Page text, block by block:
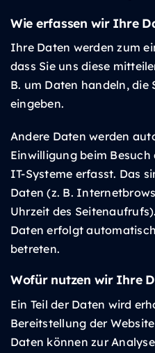
Wie erfassen wir Ihre
Ihre Daten werden zum
dass Sie uns diese
B. um Daten handeln,
eingeben.
Andere Daten werden
Einwilligung beim
IT-Systeme erfasst. Das
Daten (z. B.
Uhrzeit des
Daten erfolgt
betreten.
Wofür nutzen wir Ihre
Ein Teil der Daten wird
Bereitstellung der
Daten können zur